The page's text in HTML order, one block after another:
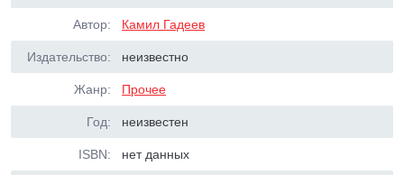
Автор: Камил Гадеев
Издательство: неизвестно
Жанр: Прочее
Год: неизвестен
ISBN: нет данных